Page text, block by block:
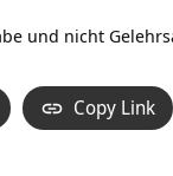
und nicht
Copy Link